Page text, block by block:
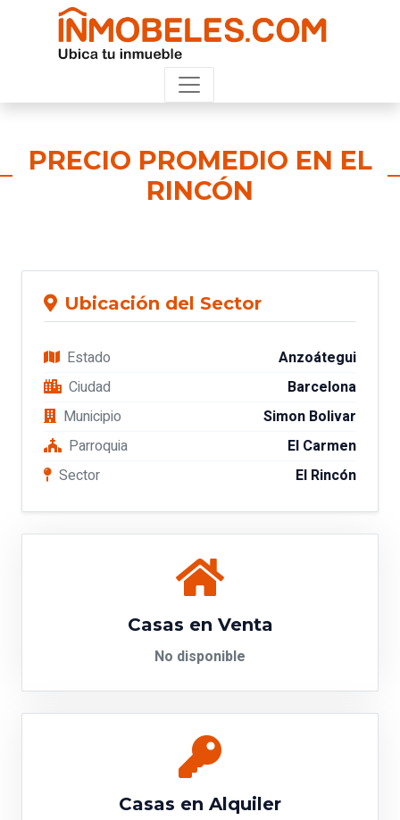
PRECIO PROMEDIO EN EL
RINCÓN
Ubicación del Sector
Estado
Anzoátegui
Ciudad
Barcelona
Municipio
Simon Bolivar
Parroquia
El Carmen
Sector
El Rincón
Casas en Venta
No disponible
Casas en Alquiler